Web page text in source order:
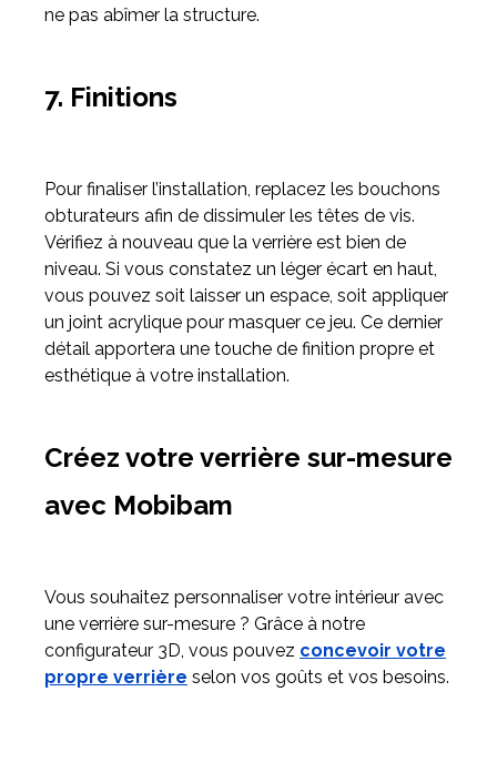
ne pas abîmer la structure.
7. Finitions
Pour finaliser l’installation, replacez les bouchons
obturateurs afin de dissimuler les têtes de vis.
Vérifiez à nouveau que la verrière est bien de
niveau. Si vous constatez un léger écart en haut,
vous pouvez soit laisser un espace, soit appliquer
un joint acrylique pour masquer ce jeu. Ce dernier
détail apportera une touche de finition propre et
esthétique à votre installation.
Créez votre verrière sur-mesure
avec Mobibam
Vous souhaitez personnaliser votre intérieur avec
une verrière sur-mesure ? Grâce à notre
configurateur 3D, vous pouvez concevoir votre
propre verrière selon vos goûts et vos besoins.